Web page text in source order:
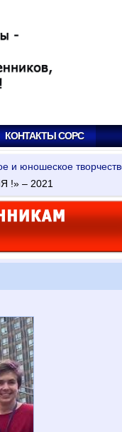
КОНТАКТЫ СОРС
и юношеское
!» – 2021